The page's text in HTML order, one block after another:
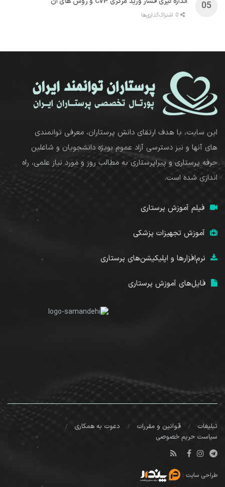
این سایت، با هدف ارتقای دانش پرستاران، معرفی توانمندی
های آنها و نیز دسترسی آزاد عموم بویژه دانشجویان و شاغلین
حرفه پرستاری و پیراپرستاری به مطالب روز و مورد نیاز علمی، راه
اندازی شده است.
فیلم آموزش پرستاری
آموزش تجهیزات پزشکی
نرم‌افزارها و اپلیکیشن‌های پرستاری
فایل‌های آموزش پرستاری
تبلیغات قوانین و مقررات
دعوت به همکاری
سیاست حریم خصوصی
طراحی سایت :